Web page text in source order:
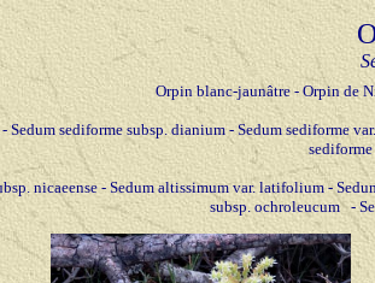
Orpin blanc-jaunâtre - Orpin de
Sedum sediforme subsp. dianium - Sedum sediforme
nicaeense - Sedum altissimum var. latifolium -
subsp. ochroleucum -